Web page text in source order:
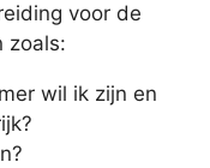
voor de
zoals:
wil ik zijn en